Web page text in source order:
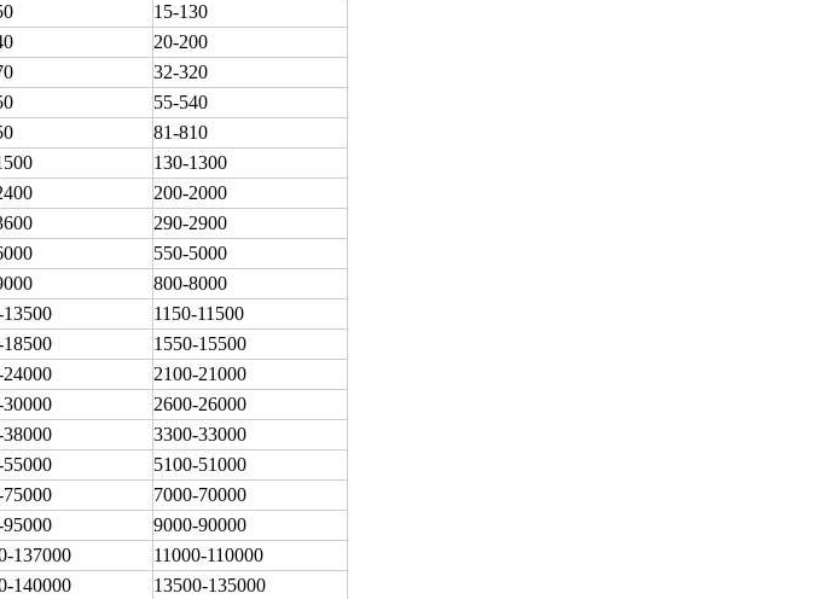
15-130
20-200
32-320
55-540
81-810
130-1300
200-2000
290-2900
550-5000
800-8000
13500
1150-11500
18500
1550-15500
24000
2100-21000
2600-26000
3300-33000
55000
5100-51000
75000
7000-70000
9000-90000
137000
11000-110000
140000 13500-135000